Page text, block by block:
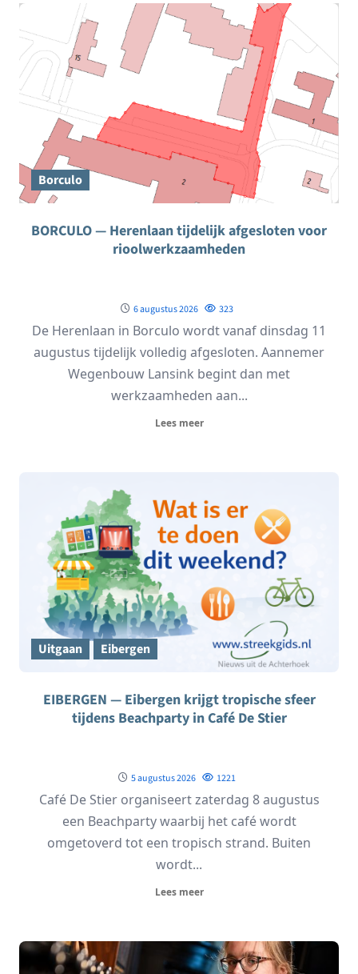
Borculo
BORCULO — Herenlaan tijdelijk afgesloten voor
rioolwerkzaamheden
6 augustus 2026 323
De Herenlaan in Borculo wordt vanaf dinsdag 11
augustus tijdelijk volledig afgesloten. Aannemer
Wegenbouw Lansink begint dan met
werkzaamheden aan...
Lees meer
Uitgaan Eibergen
EIBERGEN — Eibergen krijgt tropische sfeer
tijdens Beachparty in Café De Stier
5 augustus 2026 1221
Café De Stier organiseert zaterdag 8 augustus
een Beachparty waarbij het café wordt
omgetoverd tot een tropisch strand. Buiten
wordt...
Lees meer